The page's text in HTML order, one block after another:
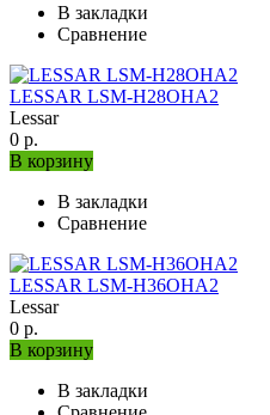
В закладки
Сравнение
LESSAR LSM-H28OHA2
Lessar
0 р.
В корзину
В закладки
Сравнение
LESSAR LSM-H36OHA2
Lessar
0 р.
В корзину
В закладки